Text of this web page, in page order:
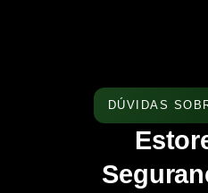
DÚVIDAS